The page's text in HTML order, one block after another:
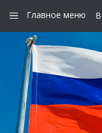
Главное меню